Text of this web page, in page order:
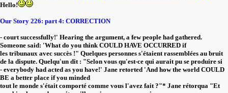
Hello!
Our Story 226: part 4: CORRECTION
- court successfully!' Hearing the argument, a few people had gathered.
Someone said: 'What do you think COULD HAVE OCCURRED if
les tribunaux avec succès !" Quelques personnes s'étaient rassemblées au bruit
de la dispute. Quelqu'un dit : "Selon vous qu'est-ce qui aurait pu se produire si
- everybody had acted as you have!' Jane retorted 'And how the world COULD
BE a better place if you minded
tout le monde s'était comporté comme vous l'avez fait ?"* Jane rétorqua "Et